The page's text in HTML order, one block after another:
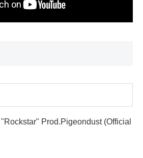
Prod.Pigeondust (Official